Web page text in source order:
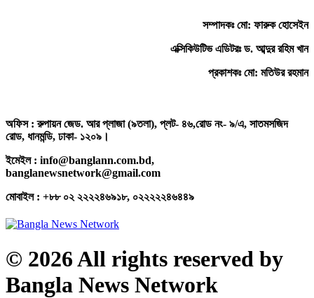
সম্পাদকঃ মো: ফারুক হোসেইন
এক্সিকিউটিভ এডিটরঃ ড. আব্দুর রহিম খান
প্রকাশকঃ মো: মতিউর রহমান
অফিস : রুপায়ন জেড. আর প্লাজা (৯তলা), প্লট- ৪৬,রোড নং- ৯/এ, সাতমসজিদ
রোড, ধানমন্ডি, ঢাকা- ১২০৯।
ইমেইল : info@banglann.com.bd,
banglanewsnetwork@gmail.com
মোবাইল : +৮৮ ০২ ২২২২৪৬৯১৮, ০২২২২২৪৬৪৪৯
© 2026 All rights reserved by
Bangla News Network